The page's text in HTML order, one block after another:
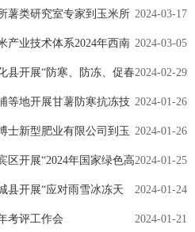
2024-03-17
薯类研究室专家到玉米所
2024-03-05
产业技术体系2024年西南
2024-02-29
县开展“防寒、防冻、促春
2024-01-26
等地开展甘薯防寒抗冻技
2024-01-26
士新型肥业有限公司到玉
2024-01-25
区开展“2024年国家绿色高
产提升实施方案”调研指导工作2024-01-24
县开展“应对雨雪冰冻天
耕”调研指导工作 2024-01-21
考评工作会